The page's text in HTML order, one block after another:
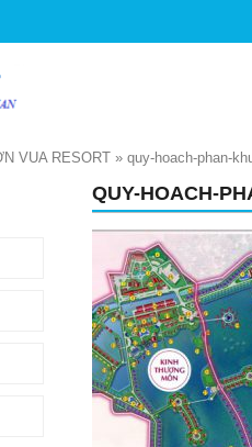
VUA RESORT » quy-hoach-phan-
QUY-HOACH-